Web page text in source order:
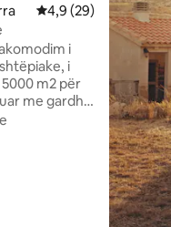
Vlerësimi mesatar
4,9 (29)
i
i
m2 për
me gardh
të